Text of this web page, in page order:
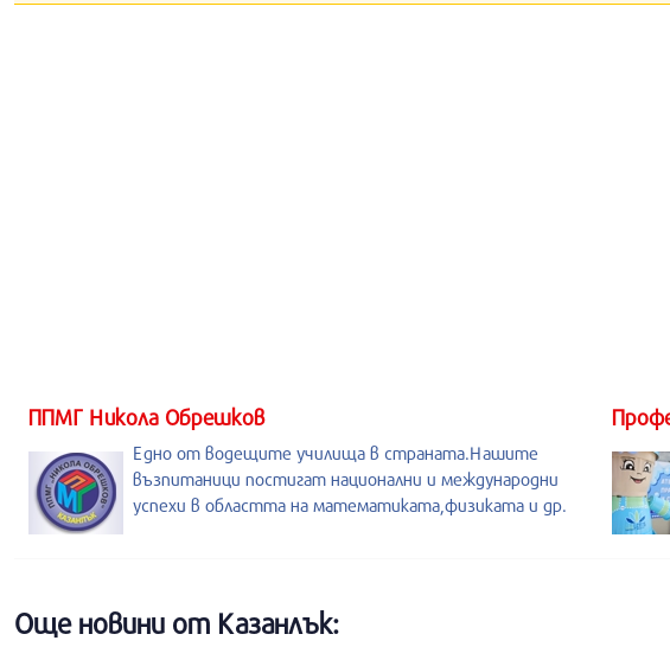
ППМГ Никола Обрешков
Едно от водещите училища в страната.Нашите
възпитаници постигат национални и международни
успехи в областта на математиката,физиката и др.
Още новини от Казанлък: